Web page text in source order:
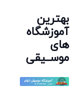
بهترین
آموزشگاه
های
موســیقی